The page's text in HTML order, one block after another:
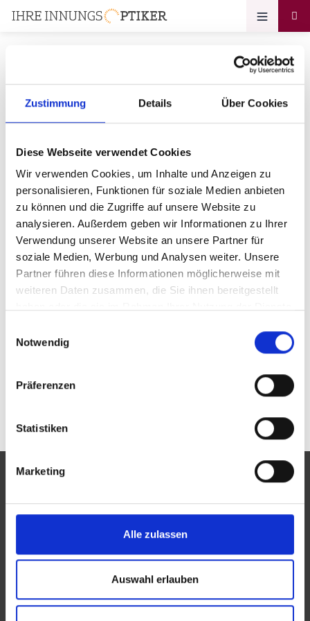
Zustimmung Details Über Cookies
Diese Webseite verwendet Cookies
Wir verwenden Cookies, um Inhalte und Anzeigen zu
personalisieren, Funktionen für soziale Medien anbieten
zu können und die Zugriffe auf unsere Website zu
analysieren. Außerdem geben wir Informationen zu Ihrer
Verwendung unserer Website an unsere Partner für
soziale Medien, Werbung und Analysen weiter. Unsere
Partner führen diese Informationen möglicherweise mit
weiteren Daten zusammen, die Sie ihnen bereitgestellt
Notwendig
Präferenzen
Statistiken
Marketing
Alle zulassen
Auswahl erlauben
Ihr Zugang zum
Optik Krämer
Bitte geben Sie Ihr Passwort ein:
Eine Aktion des Zentralverbandes der Augenoptiker und
Der ZVA ist ein Bundesinnungsverband, seine Mitglieder
sind die Landesinnungsverbände und Landesinnungen
des Augenoptikerhandwerks.